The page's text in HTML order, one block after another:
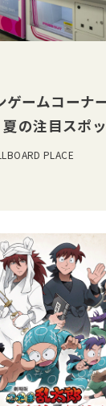
ゲームコーナ
夏の注目スポ
PLACE